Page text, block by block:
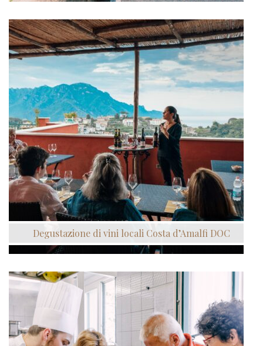
Degustazione di vini locali Costa d’Amalfi DOC